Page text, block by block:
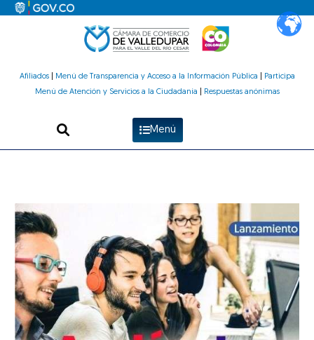
Afiliados| Menú de Transparencia y Acceso a la Información Pública
Participa
Menú de Atención y Servicios a la Ciudadanía
Respuestas anónimas
Menú